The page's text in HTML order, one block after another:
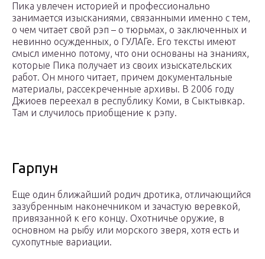
Пика увлечен историей и профессионально
занимается изысканиями, связанными именно с тем,
о чем читает свой рэп – о тюрьмах, о заключенных и
невинно осужденных, о ГУЛАГе. Его тексты имеют
смысл именно потому, что они основаны на знаниях,
которые Пика получает из своих изыскательских
работ. Он много читает, причем документальные
материалы, рассекреченные архивы. В 2006 году
Джиоев переехал в республику Коми, в Сыктывкар.
Там и случилось приобщение к рэпу.
Гарпун
Еще один ближайший родич дротика, отличающийся
зазубренным наконечником и зачастую веревкой,
привязанной к его концу. Охотничье оружие, в
основном на рыбу или морского зверя, хотя есть и
сухопутные вариации.